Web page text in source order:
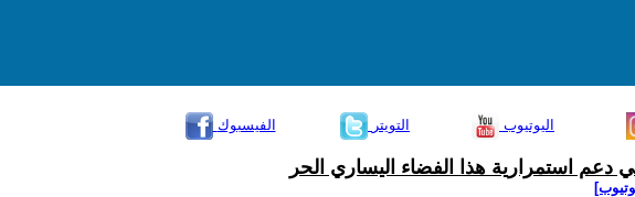
الفيسبوك
التويتر اليوتيوب
دعم استمرارية هذا الفضاء اليساري الحر